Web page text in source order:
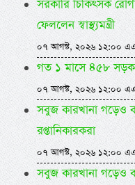
সরকারি চিকিৎসক
ফেললেন স্বাস্থ্যমন্ত্রী
০৭ আগস্ট, ২০২৬ ১২:০০
গত ১ মাসে ৪৫৮ সড়ক
০৭ আগস্ট, ২০২৬ ১২:০০
সবুজ কারখানা গড়েও
রপ্তানিকারকরা
০৭ আগস্ট, ২০২৬ ১২:০০
সবুজ কারখানা গড়েও